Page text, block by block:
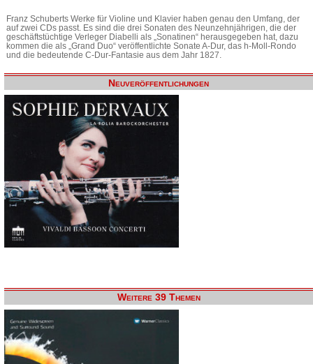
Franz Schuberts Werke für Violine und Klavier haben genau den Umfang, der
auf zwei CDs passt. Es sind die drei Sonaten des Neunzehnjährigen, die der
geschäftstüchtige Verleger Diabelli als „Sonatinen“ herausgegeben hat, dazu
kommen die als „Grand Duo“ veröffentlichte Sonate A-Dur, das h-Moll-Rondo
und die bedeutende C-Dur-Fantasie aus dem Jahr 1827.
Neuveröffentlichungen
Weitere 39 Themen